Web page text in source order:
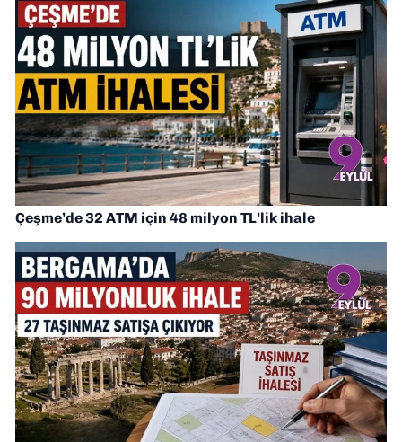
Çeşme’de 32 ATM için 48 milyon TL’lik ihale